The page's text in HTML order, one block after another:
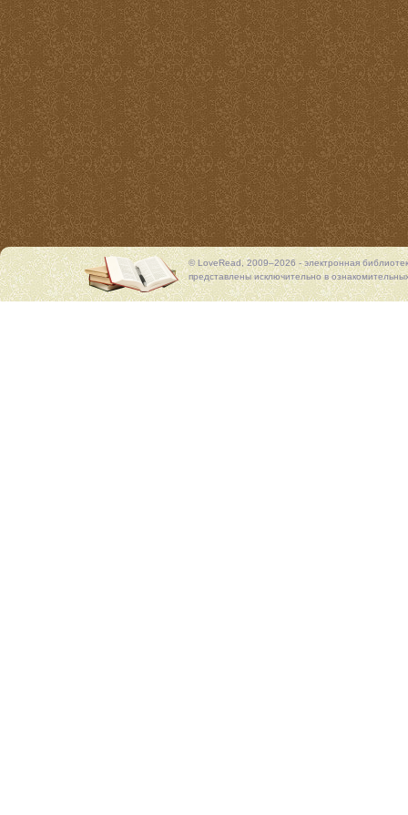
© LoveRead, 2009–2026 - электронная
представлены исключительно в